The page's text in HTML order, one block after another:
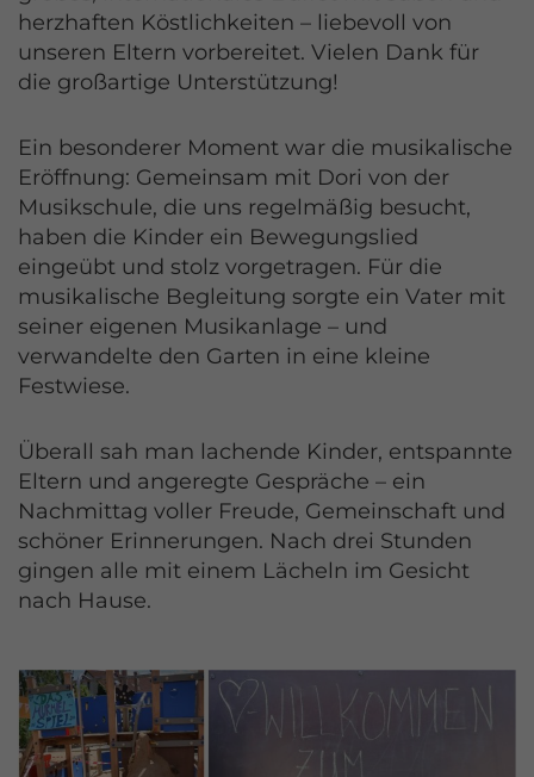
herzhaften Köstlichkeiten – liebevoll von
unseren Eltern vorbereitet. Vielen Dank für
die großartige Unterstützung!
Ein besonderer Moment war die musikalische
Eröffnung: Gemeinsam mit Dori von der
Musikschule, die uns regelmäßig besucht,
haben die Kinder ein Bewegungslied
eingeübt und stolz vorgetragen. Für die
musikalische Begleitung sorgte ein Vater mit
seiner eigenen Musikanlage – und
verwandelte den Garten in eine kleine
Festwiese.
Überall sah man lachende Kinder, entspannte
Eltern und angeregte Gespräche – ein
Nachmittag voller Freude, Gemeinschaft und
schöner Erinnerungen. Nach drei Stunden
gingen alle mit einem Lächeln im Gesicht
nach Hause.